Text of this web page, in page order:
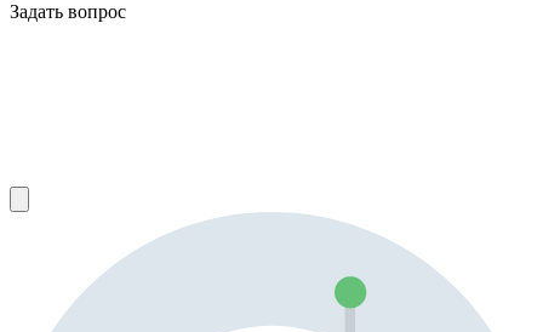
Задать вопрос